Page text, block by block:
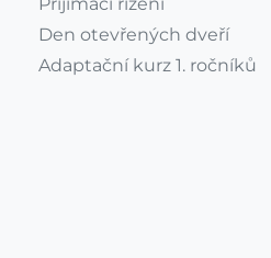
Den otevřených dveří
Adaptační kurz 1. ročníků